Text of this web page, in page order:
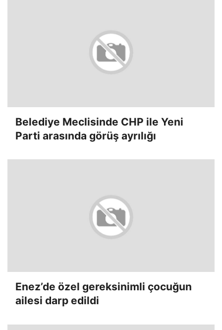
Belediye Meclisinde CHP ile Yeni
Parti arasında görüş ayrılığı
Enez’de özel gereksinimli çocuğun
ailesi darp edildi